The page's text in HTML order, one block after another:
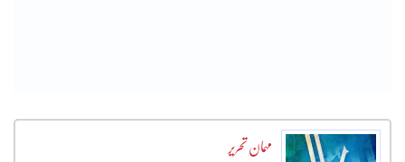
مہمان تحریر